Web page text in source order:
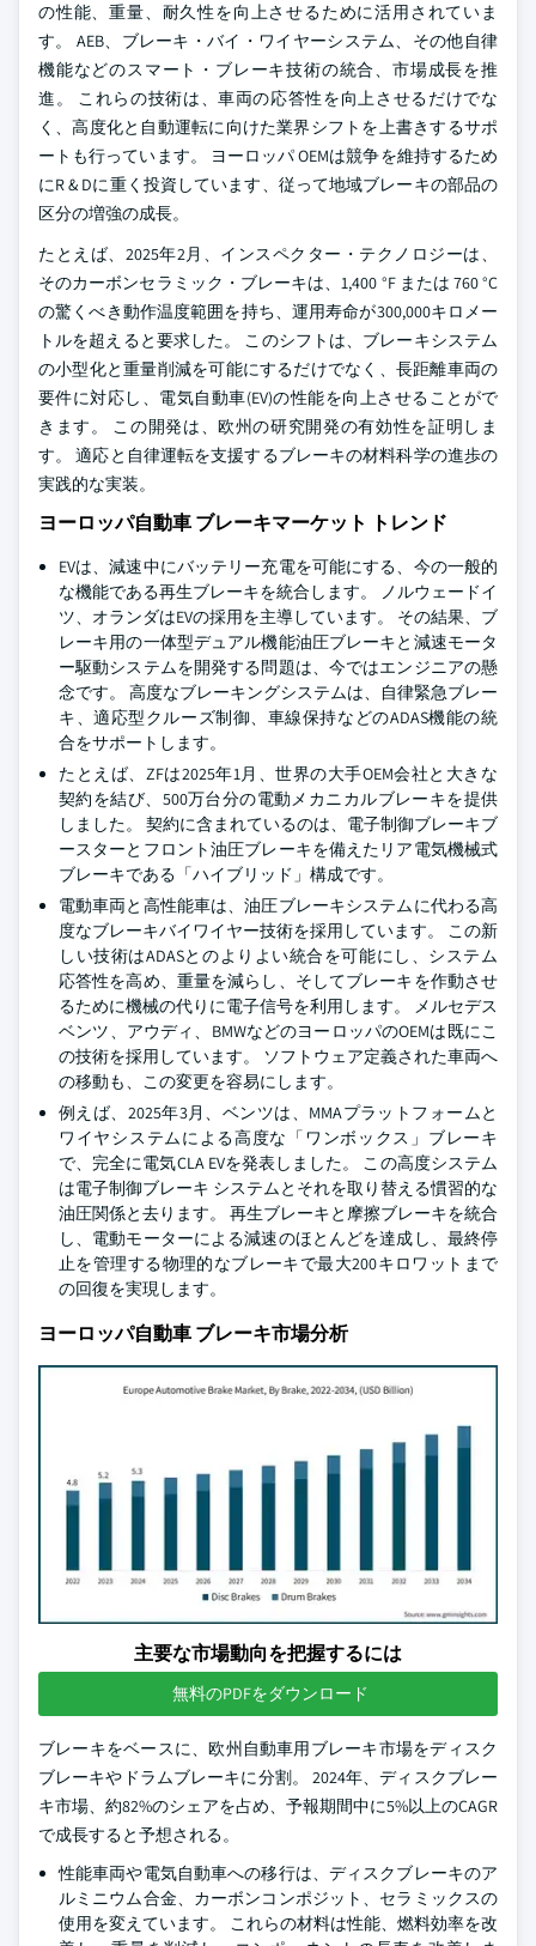
の性能、重量、耐久性を向上させるために活用されていま
す。 AEB、ブレーキ・バイ・ワイヤーシステム、その他自律
機能などのスマート・ブレーキ技術の統合、市場成長を推
進。 これらの技術は、車両の応答性を向上させるだけでな
く、高度化と自動運転に向けた業界シフトを上書きするサポ
ートも行っています。 ヨーロッパ OEMは競争を維持するため
にR & Dに重く投資しています、従って地域ブレーキの部品の
区分の増強の成長。
たとえば、2025年2月、インスペクター・テクノロジーは、
そのカーボンセラミック・ブレーキは、1,400 °F または 760 °C
の驚くべき動作温度範囲を持ち、運用寿命が300,000キロメー
トルを超えると要求した。 このシフトは、ブレーキシステム
の小型化と重量削減を可能にするだけでなく、長距離車両の
要件に対応し、電気自動車(EV)の性能を向上させることがで
きます。 この開発は、欧州の研究開発の有効性を証明しま
す。 適応と自律運転を支援するブレーキの材料科学の進歩の
実践的な実装。
ヨーロッパ自動車 ブレーキマーケット トレンド
EVは、減速中にバッテリー充電を可能にする、今の一般的
な機能である再生ブレーキを統合します。 ノルウェードイ
ツ、オランダはEVの採用を主導しています。 その結果、ブ
レーキ用の一体型デュアル機能油圧ブレーキと減速モータ
ー駆動システムを開発する問題は、今ではエンジニアの懸
念です。 高度なブレーキングシステムは、自律緊急ブレー
キ、適応型クルーズ制御、車線保持などのADAS機能の統
合をサポートします。
たとえば、ZFは2025年1月、世界の大手OEM会社と大きな
契約を結び、500万台分の電動メカニカルブレーキを提供
しました。 契約に含まれているのは、電子制御ブレーキブ
ースターとフロント油圧ブレーキを備えたリア電気機械式
ブレーキである「ハイブリッド」構成です。
電動車両と高性能車は、油圧ブレーキシステムに代わる高
度なブレーキバイワイヤー技術を採用しています。 この新
しい技術はADASとのよりよい統合を可能にし、システム
応答性を高め、重量を減らし、そしてブレーキを作動させ
るために機械の代りに電子信号を利用します。 メルセデス
ベンツ、アウディ、BMWなどのヨーロッパのOEMは既にこ
の技術を採用しています。 ソフトウェア定義された車両へ
の移動も、この変更を容易にします。
例えば、2025年3月、ベンツは、MMAプラットフォームと
ワイヤシステムによる高度な「ワンボックス」ブレーキ
で、完全に電気CLA EVを発表しました。 この高度システム
は電子制御ブレーキ システムとそれを取り替える慣習的な
油圧関係と去ります。 再生ブレーキと摩擦ブレーキを統合
し、電動モーターによる減速のほとんどを達成し、最終停
止を管理する物理的なブレーキで最大200キロワットまで
の回復を実現します。
ヨーロッパ自動車 ブレーキ市場分析
主要な市場動向を把握するには
無料のPDFをダウンロード
ブレーキをベースに、欧州自動車用ブレーキ市場をディスク
ブレーキやドラムブレーキに分割。 2024年、ディスクブレー
キ市場、約82%のシェアを占め、予報期間中に5%以上のCAGR
で成長すると予想される。
性能車両や電気自動車への移行は、ディスクブレーキのア
ルミニウム合金、カーボンコンポジット、セラミックスの
使用を変えています。 これらの材料は性能、燃料効率を改